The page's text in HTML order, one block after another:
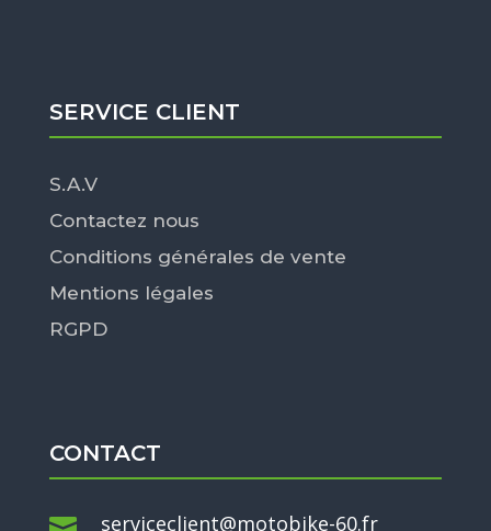
SERVICE CLIENT
S.A.V
Contactez nous
Conditions générales de vente
Mentions légales
RGPD
CONTACT
serviceclient@motobike-60.fr